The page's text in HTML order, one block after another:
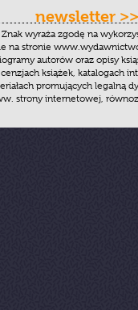
newsletter >>
wyraża zgodę na
na stronie
autorów oraz opisy
książek, katalogach
promujących legalną
strony internetowej,